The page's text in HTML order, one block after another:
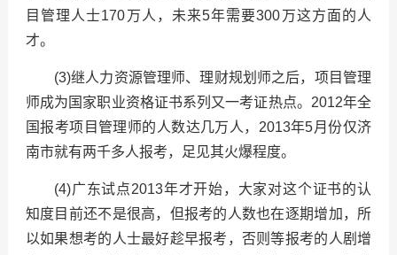
目管理人士170万人，未来5年需要300万这方面的人
才。
(3)继人力资源管理师、理财规划师之后，项目管理
师成为国家职业资格证书系列又一考证热点。2012年全
国报考项目管理师的人数达几万人，2013年5月份仅济
南市就有两千多人报考，足见其火爆程度。
(4)广东试点2013年才开始，大家对这个证书的认
知度目前还不是很高，但报考的人数也在逐期增加，所
以如果想考的人士最好趁早报考，否则等报考的人剧增